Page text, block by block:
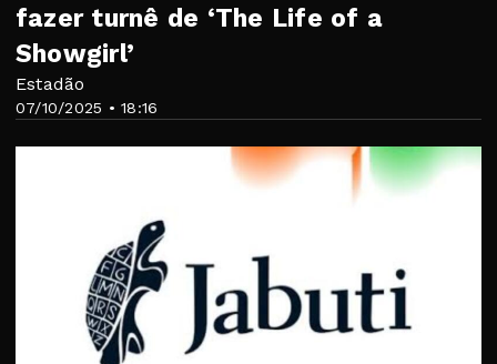
07/10/2025 • 18:16
fazer turnê de ‘The Life of a
Showgirl’
Estadão